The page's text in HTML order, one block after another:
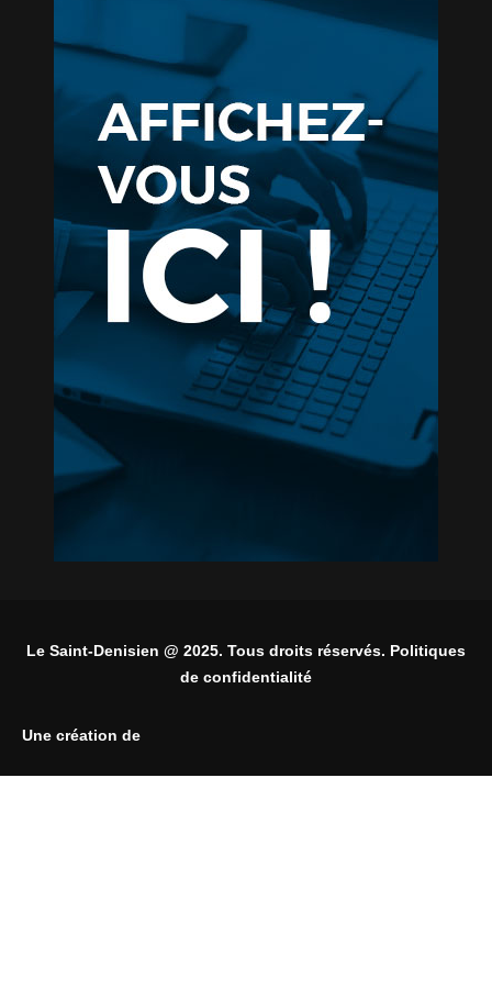
Le Saint-Denisien @ 2025. Tous droits réservés. Politiques
de confidentialité
Une création de